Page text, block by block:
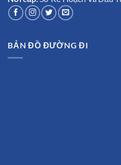
BẢN ĐỒ ĐƯỜNG ĐI